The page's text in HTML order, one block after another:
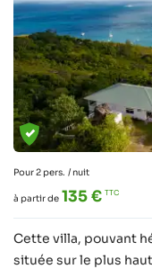
Pour 2 pers. / nuit
à partir de 135 €
Cette villa, pouvant
située sur le plus